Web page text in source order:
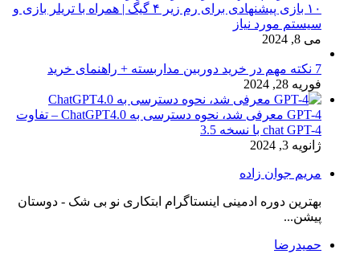
۱۰ بازی پیشنهادی برای رم زیر ۴ گیگ | همراه با تریلر بازی و
سیستم مورد نیاز
می 8, 2024
7 نکته مهم در خرید دوربین مداربسته + راهنمای خرید
فوریه 28, 2024
GPT-4 معرفی شد، نحوه دسترسی به ChatGPT4.0 – تفاوت
chat GPT-4 با نسخه 3.5
ژانویه 3, 2024
مریم جوان زاده
بهترین دوره ادمینی اینستاگرام ابتکاری نو بی شک - دوستان
پیشن...
حمیدرضا